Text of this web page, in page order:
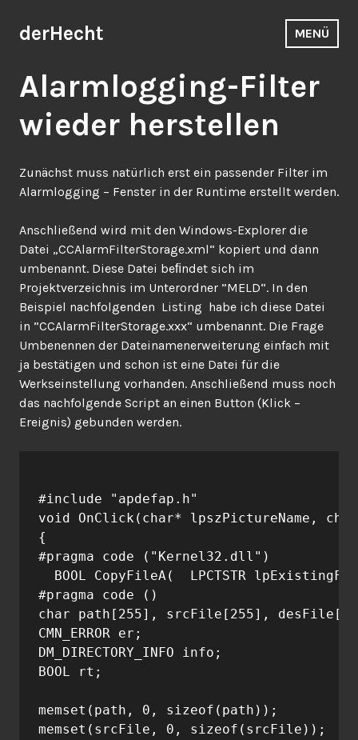
Inhalt
derHecht MENÜ
Alarmlogging-Filter
wieder herstellen
Zunächst muss natürlich erst ein passender Filter im
Alarmlogging – Fenster in der Runtime erstellt werden.
Anschließend wird mit den Windows-Explorer die
Datei „CCAlarmFilterStorage.xml“ kopiert und dann
umbenannt. Diese Datei beﬁndet sich im
Projektverzeichnis im Unterordner ”MELD“. In den
Beispiel nachfolgenden Listing habe ich diese Datei
in ”CCAlarmFilterStorage.xxx“ umbenannt. Die Frage
Umbenennen der Dateinamenerweiterung einfach mit
ja bestätigen und schon ist eine Datei für die
Werkseinstellung vorhanden. Anschließend muss noch
das nachfolgende Script an einen Button (Klick –
Ereignis) gebunden werden.
#include "apdefap.h"
void OnClick(char* lpszPictureName,
{
#pragma code ("Kernel32.dll")
BOOL CopyFileA(  LPCTSTR
#pragma code ()
char path[255], srcFile[255],
CMN_ERROR er;
DM_DIRECTORY_INFO info;
BOOL rt;
memset(path, 0, sizeof(path));
memset(srcFile, 0, sizeof(srcFile));